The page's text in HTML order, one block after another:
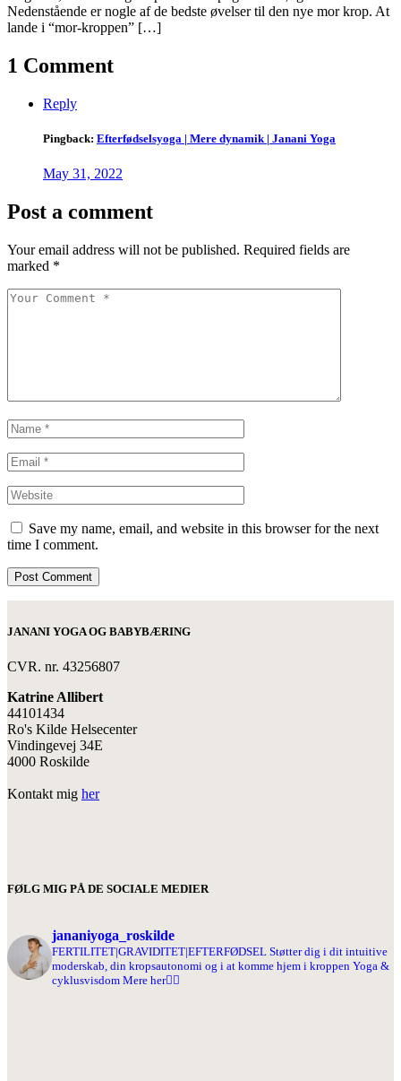
Nedenstående er nogle af de bedste øvelser til den nye mor krop. At
lande i “mor-kroppen” […]
1 Comment
Reply
Pingback: Efterfødselsyoga | Mere dynamik | Janani Yoga
May 31, 2022
Post a comment
Your email address will not be published. Required fields are
marked *
Save my name, email, and website in this browser for the next
time I comment.
Post Comment
JANANI YOGA OG BABYBÆRING
CVR. nr. 43256807
Katrine Allibert
44101434
Ro's Kilde Helsecenter
Vindingevej 34E
4000 Roskilde
Kontakt mig her
FØLG MIG PÅ DE SOCIALE MEDIER
jananiyoga_roskilde
FERTILITET|GRAVIDITET|EFTERFØDSEL Støtter dig i dit intuitive
moderskab, din kropsautonomi og i at komme hjem i kroppen Yoga &
cyklusvisdom Mere her👇🏻